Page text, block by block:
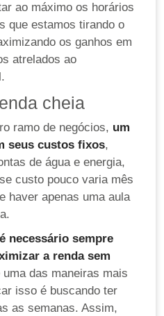
ao máximo os horários
que estamos tirando o
os ganhos em
atrelados ao
cheia
ramo de negócios, um
seus custos fixos,
de água e energia,
custo pouco varia mês
haver apenas uma aula
é necessário sempre
a renda sem
uma das maneiras mais
isso é buscando ter
as semanas. Assim,